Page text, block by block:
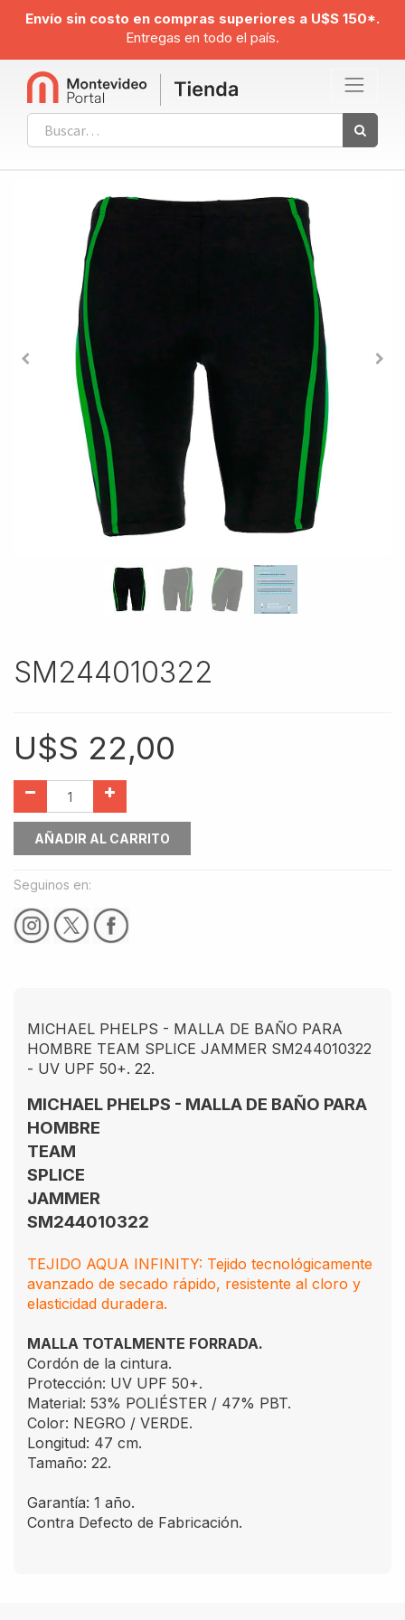
Envío sin costo en compras superiores a U$S 150*.
Entregas en todo el país.
SM244010322
U$S 22,00
AÑADIR AL CARRITO
Seguinos en:
MICHAEL PHELPS - MALLA DE BAÑO PARA
HOMBRE TEAM SPLICE JAMMER SM244010322
- UV UPF 50+. 22.
MICHAEL PHELPS - MALLA DE BAÑO PARA
HOMBRE
TEAM
SPLICE
JAMMER
SM244010322
TEJIDO AQUA INFINITY: Tejido tecnológicamente
avanzado de secado rápido, resistente al cloro y
elasticidad duradera.
MALLA TOTALMENTE FORRADA.
Cordón de la cintura.
Protección: UV UPF 50+.
Material: 53% POLIÉSTER / 47% PBT.
Color: NEGRO / VERDE.
Longitud: 47 cm.
Tamaño: 22.
Garantía: 1 año.
Contra Defecto de Fabricación.